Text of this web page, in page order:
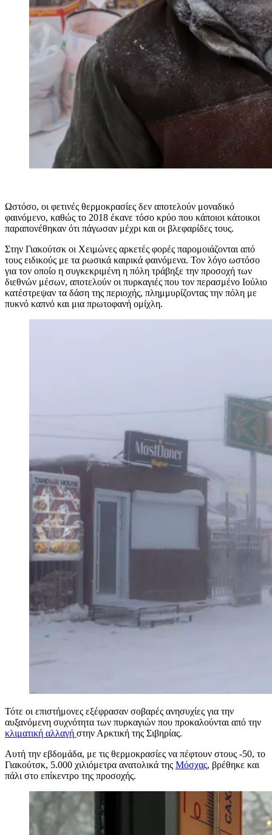
Ωστόσο, οι φετινές θερμοκρασίες δεν αποτελούν μοναδικό
φαινόμενο, καθώς το 2018 έκανε τόσο κρύο που κάποιοι κάτοικοι
παραπονέθηκαν ότι πάγωσαν μέχρι και οι βλεφαρίδες τους.
Στην Γιακούτσκ οι Χειμώνες αρκετές φορές παρομοιάζονται από
τους ειδικούς με τα ρωσικά καιρικά φαινόμενα. Τον λόγο ωστόσο
για τον οποίο η συγκεκριμένη η πόλη τράβηξε την προσοχή των
διεθνών μέσων, αποτελούν οι πυρκαγιές που τον περασμένο Ιούλιο
κατέστρεψαν τα δάση της περιοχής, πλημμυρίζοντας την πόλη με
πυκνό καπνό και μια πρωτοφανή ομίχλη.
Τότε οι επιστήμονες εξέφρασαν σοβαρές ανησυχίες για την
αυξανόμενη συχνότητα των πυρκαγιών που προκαλούνται από την
κλιματική αλλαγή στην Αρκτική της Σιβηρίας.
Αυτή την εβδομάδα, με τις θερμοκρασίες να πέφτουν στους -50, το
Γιακούτσκ, 5.000 χιλιόμετρα ανατολικά της Μόσχας, βρέθηκε και
πάλι στο επίκεντρο της προσοχής.